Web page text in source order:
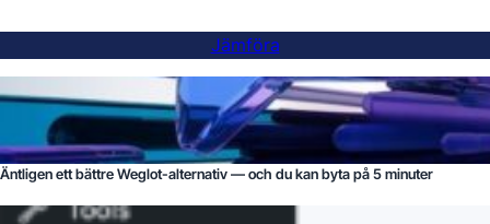
Jämföra
Äntligen ett bättre Weglot-alternativ — och du kan byta på 5 minuter